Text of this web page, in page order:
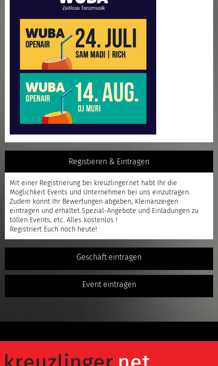
Registieren & Eintragen
Mit einer Registrierung bei kreuzlinger.net habt Ihr die
Möglichkeit Events und Unternehmen bei uns einzutragen.
Zudem könnt Ihr Bewertungen abgeben, Kleinanzeigen
eintragen und erhaltet Spezial-Angebote und Einladungen zu
tollen Events, etc. Alles kostenlos !
Registriert Euch noch heute!
Geschäft eintragen
Event eintragen